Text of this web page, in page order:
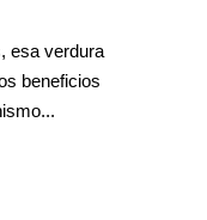
esa verdura
beneficios